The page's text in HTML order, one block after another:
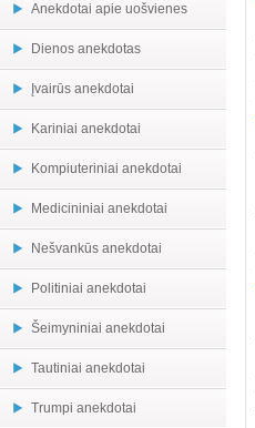
Anekdotai apie uošvienes
Dienos anekdotas
Įvairūs anekdotai
Kariniai anekdotai
Kompiuteriniai anekdotai
Medicininiai anekdotai
Nešvankūs anekdotai
Politiniai anekdotai
Šeimyniniai anekdotai
Tautiniai anekdotai
Trumpi anekdotai